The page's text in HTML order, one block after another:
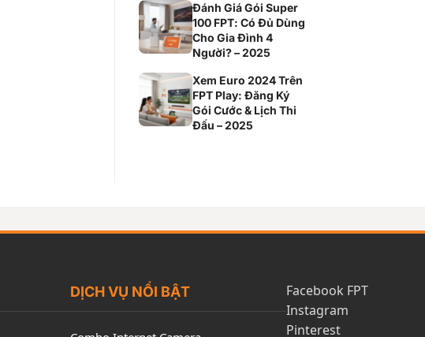
Đánh Giá Gói Super
100 FPT: Có Đủ Dùng
Cho Gia Đình 4
Người? – 2025
Xem Euro 2024 Trên
FPT Play: Đăng Ký
Gói Cước & Lịch Thi
Đấu – 2025
DỊCH VỤ NỔI BẬT
Facebook FPT
Instagram
Pinterest